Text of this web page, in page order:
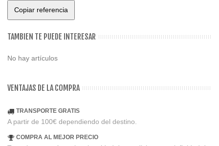
Copiar referencia
TAMBIEN TE PUEDE INTERESAR
No hay artículos
VENTAJAS DE LA COMPRA
TRANSPORTE GRATIS
A partir de 100€ dependiendo del destino.
COMPRA AL MEJOR PRECIO